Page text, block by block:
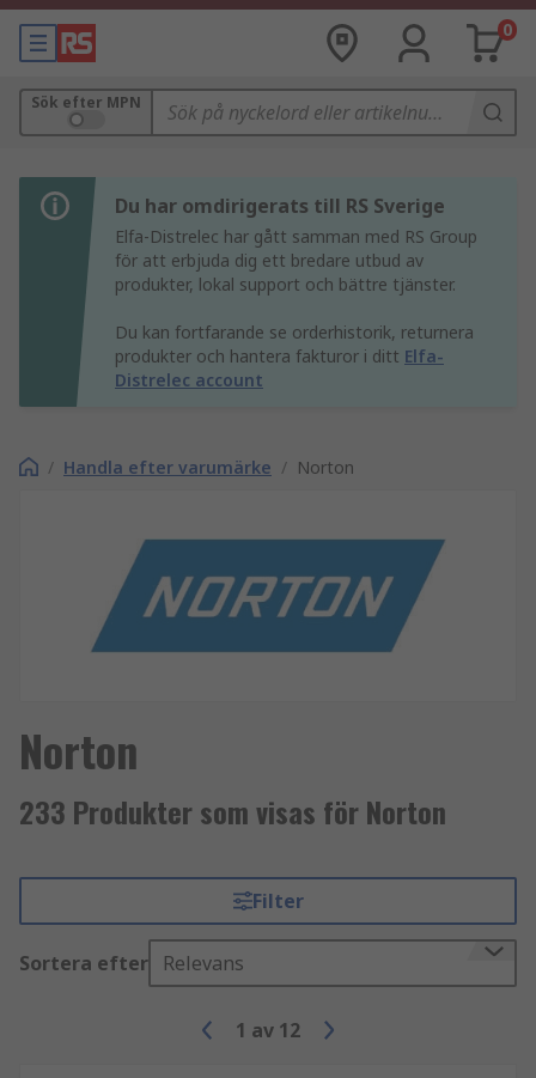
0
Sök efter MPN
Du har omdirigerats till RS Sverige
Elfa-Distrelec har gått samman med RS Group
för att erbjuda dig ett bredare utbud av
produkter, lokal support och bättre tjänster.
Du kan fortfarande se orderhistorik, returnera
produkter och hantera fakturor i ditt Elfa-
Distrelec account
/ Handla efter varumärke / Norton
Norton
233 Produkter som visas för Norton
Filter
Sortera efter Relevans
1 av 12